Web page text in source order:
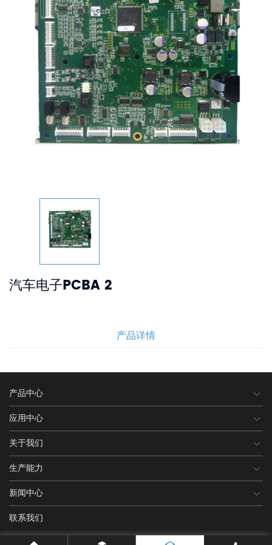
汽车电子PCBA 2
产品详情
产品中心
应用中心
关于我们
生产能力
新闻中心
联系我们